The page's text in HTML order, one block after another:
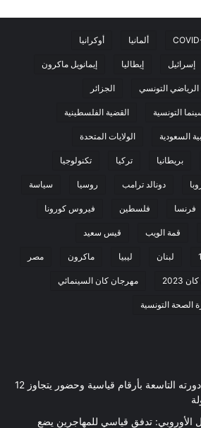
ألمانيا أوكرانيا
إسرائيل إيطاليا إيمانويل ماكرون
الرياضي التونسي الجزائر
التونسية القضية الفلسطينية
السعودية الولايات المتحدة
بريطانيا تركيا تكنولوجيا
دونالد ترامب روسيا سياسة
فرنسا فلسطين فيروس كورونا
قمة الويب قيس سعيد
لبنان ليبيا ماكرون مصر
2023 مهرجان كان السينمائي
الصحة التونسية
مؤتمر Ai4 2026 يختتم دورته التاسعة بأرقام قياسية وحضور يتجاوز 12
الأوروبي: تدفق قياسي للمهاجرين يضع